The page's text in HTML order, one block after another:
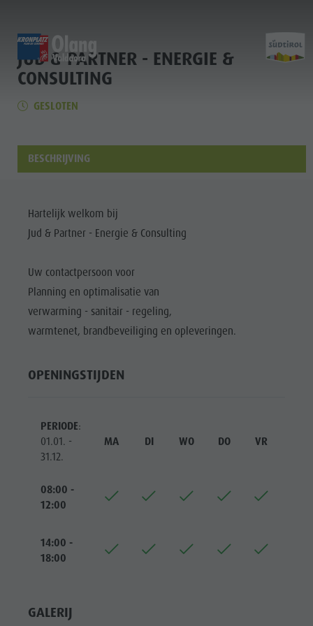
HOME HOME HOME
Entdecken
Planen & Buchen
Lust auf Abenteuer
Scoprire
Pianificare & prenotare
Voglia di avventura
Experience
Planning & Booking
Spirit of Adventure
JUD & PARTNER - ENERGIE &
CONSULTING
GESLOTEN
BESCHRIJVING
Hartelijk welkom bij
Jud & Partner - Energie & Consulting
Uw contactpersoon voor
Planning en optimalisatie van
verwarming - sanitair - regeling,
warmtenet, brandbeveiliging en opleveringen.
OPENINGSTIJDEN
PERIODE:
01.01. -
31.12.
MA DI WO DO VR
08:00 -
12:00
14:00 -
18:00
GALERIJ